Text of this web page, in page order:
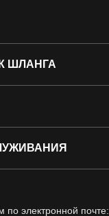
ШЛАНГА
по электронной почте: